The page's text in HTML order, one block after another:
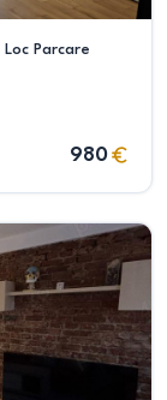
Parcare
980